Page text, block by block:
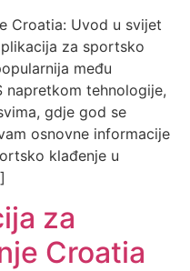
Croatia: Uvod u svijet
za sportsko
među
napretkom tehnologije,
gdje god se
osnovne informacije
klađenje u
za
Croatia